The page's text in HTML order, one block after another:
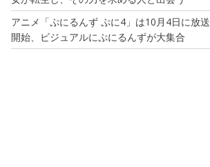
アニメ「ぷにるんず ぷに4」は10月4日に放送
開始、ビジュアルにぷにるんずが大集合